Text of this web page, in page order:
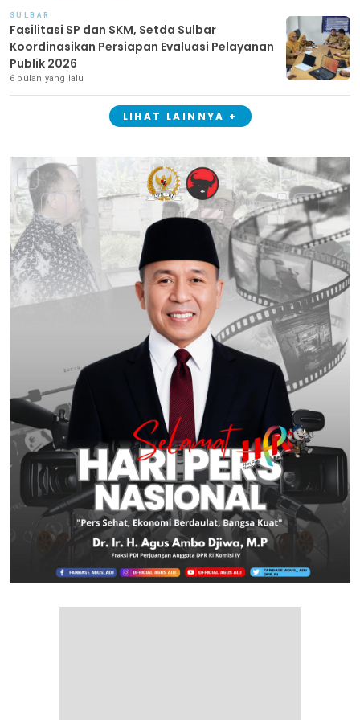
SULBAR
Fasilitasi SP dan SKM, Setda Sulbar
Koordinasikan Persiapan Evaluasi Pelayanan
Publik 2026
6 bulan yang lalu
LIHAT LAINNYA +